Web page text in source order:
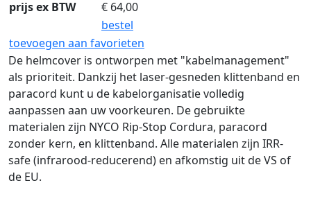
prijs ex BTW € 64,00
bestel
toevoegen aan favorieten
De helmcover is ontworpen met "kabelmanagement"
als prioriteit. Dankzij het laser-gesneden klittenband en
paracord kunt u de kabelorganisatie volledig
aanpassen aan uw voorkeuren. De gebruikte
materialen zijn NYCO Rip-Stop Cordura, paracord
zonder kern, en klittenband. Alle materialen zijn IRR-
safe (infrarood-reducerend) en afkomstig uit de VS of
de EU.